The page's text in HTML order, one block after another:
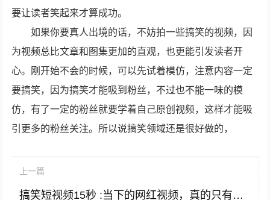
要让读者笑起来才算成功。
如果你要真人出境的话，不妨拍一些搞笑的视频，因
为视频总比文章和图集更加的直观，也更能引发读者开
心。刚开始不会的时候，可以先试着模仿，注意内容一定
要搞笑，因为搞笑才能吸到粉丝，不过也不能一味的模
仿，有了一定的粉丝就要学着自己原创视频，这样才能吸
引更多的粉丝关注。所以说搞笑领域还是很好做的，
上一篇
搞笑短视频15秒 :当下的网红视频，真的只有屏幕前的扭扭捏捏吗？